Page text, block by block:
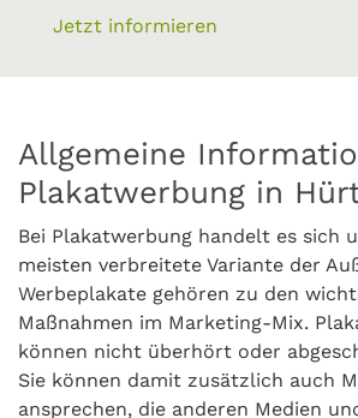
Jetzt informieren
Allgemeine
Plakatwerbung in
Bei Plakatwerbung handelt es sich
meisten verbreitete Variante der
Werbeplakate gehören zu den
Maßnahmen im Marketing-Mix.
können nicht überhört oder
Sie können damit zusätzlich auch
ansprechen, die anderen Medien